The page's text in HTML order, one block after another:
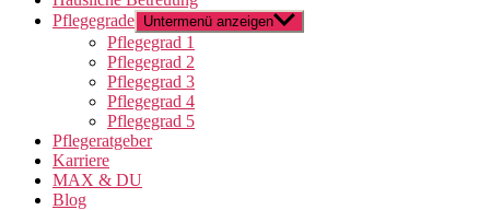
Pflegegrade Untermenü anzeigen
Pflegegrad 1
Pflegegrad 2
Pflegegrad 3
Pflegegrad 4
Pflegegrad 5
Pflegeratgeber
Karriere
MAX & DU
Blog